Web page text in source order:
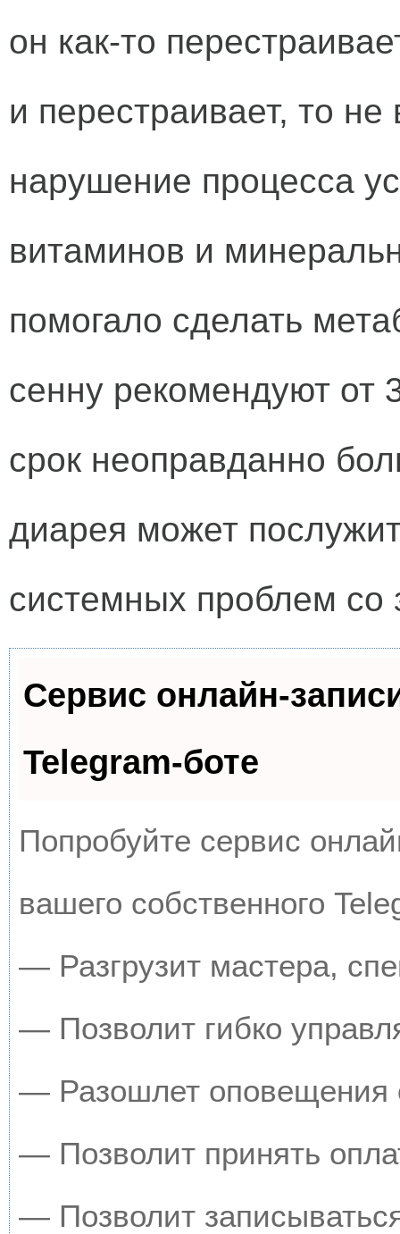
он как-то
и перестраивает, то
нарушение процесса
витаминов и
помогало сделать
сенну рекомендуют от
срок неоправданно
диарея может
системных проблем со
Сервис онлайн-
Telegram-боте
Попробуйте сервис
вашего собственного
— Разгрузит мастера,
— Позволит гибко
— Разошлет оповещения
— Позволит принять
— Позволит